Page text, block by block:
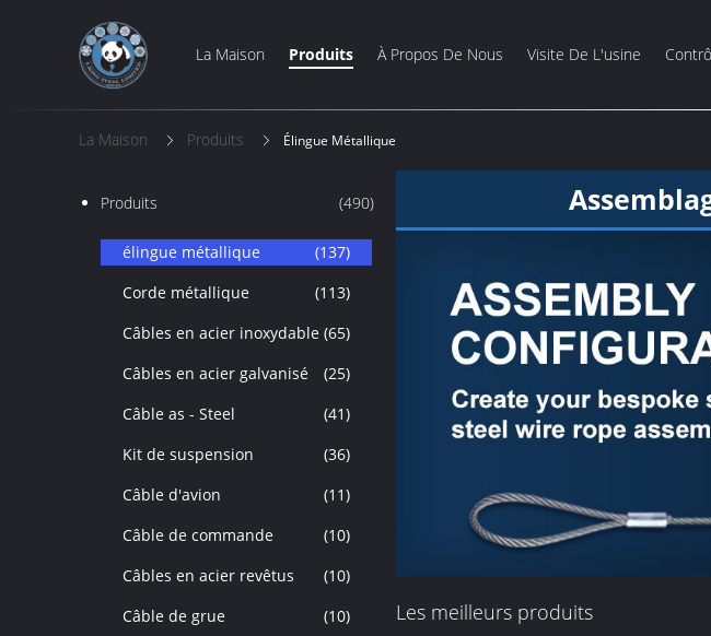
La Maison Produits À Propos De Nous Visite De L'usine
La Maison Produits Élingue Métallique
Produits (490)
élingue métallique
(137)
Corde métallique
(113)
Câbles en acier inoxydable (65)
Câbles en acier galvanisé
(25)
Câble as - Steel
(41)
Kit de suspension
(36)
Câble d'avion
(11)
Câble de commande
(10)
Câbles en acier revêtus
(10)
Câble de grue
(10)
Les meilleurs produits